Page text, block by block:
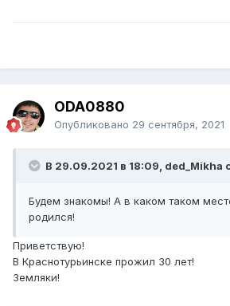
ODA0880
Опубликовано 29 сентября, 2021
В 29.09.2021 в 18:09, ded_Mikha
Будем знакомы! А в каком таком
родился!
Приветствую!
В Краснотурьинске прожил 30 лет!
Земляки!